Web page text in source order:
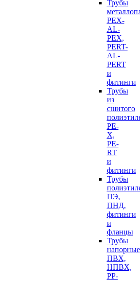
Трубы
PEX-
AL-
PEX,
PERT-
AL-
PERT
и
фитинги
Трубы
из
сшитого
PE-
X,
PE-
RT
и
фитинги
Трубы
ПЭ,
ПНД,
фитинги
и
фланцы
Трубы
напорные
ПВХ,
НПВХ,
PP-